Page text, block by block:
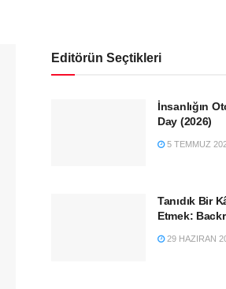
Editörün Seçtikleri
İnsanlığın
Day (2026)
5 TEMMUZ
Tanıdık Bir
Etmek:
29 HAZIRAN